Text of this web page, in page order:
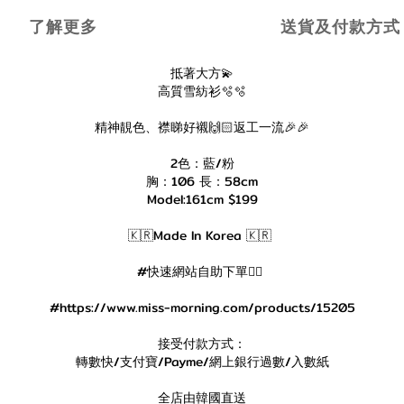
了解更多 送貨及付款方式
抵著大方💫
高質雪紡衫🫧🫧
精神靚色、襟睇好襯🙌🏻返工一流🎉🎉
2色：藍/粉
胸：106 長：58cm
Model:161cm $199
🇰🇷Made In Korea 🇰🇷
#快速網站自助下單👇🏻
#https://www.miss-morning.com/products/15205
接受付款方式：
轉數快/支付寶/Payme/網上銀行過數/入數紙
全店由韓國直送